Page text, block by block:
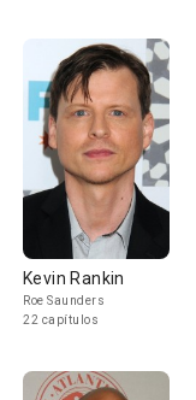
Kevin Rankin
Roe Saunders
22 capítulos